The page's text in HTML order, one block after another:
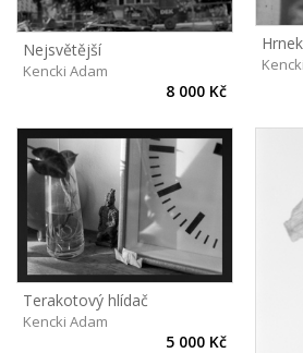
Nejsvětější
Kencki Adam
8 000 Kč
Terakotový hlídač
Kencki Adam
5 000 Kč